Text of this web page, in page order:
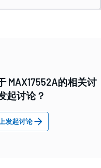
MAX17552A的相关讨
起讨论？
发起讨论